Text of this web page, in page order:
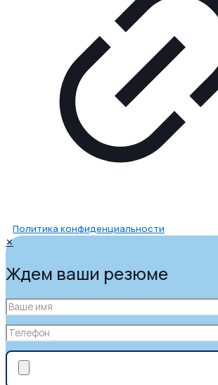
Политика конфиденциальности
✕
Ждем ваши резюме